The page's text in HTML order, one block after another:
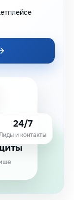
24/7
и контакты